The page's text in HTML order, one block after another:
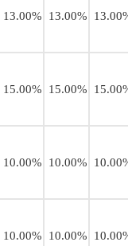
13.00% 13.00%
15.00% 15.00%
10.00% 10.00%
10.00% 10.00%